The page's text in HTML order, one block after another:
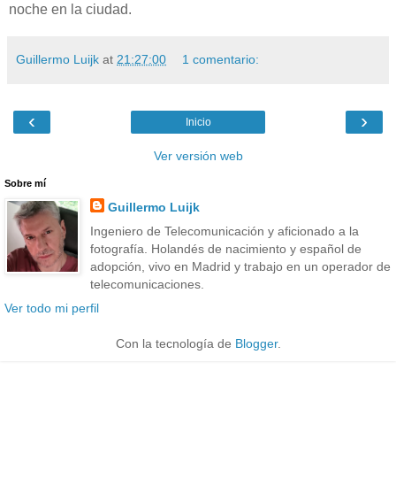
noche en la ciudad.
Guillermo Luijk at 21:27:00 1 comentario:
‹ ›
Inicio
Ver versión web
Sobre mí
Guillermo Luijk
Ingeniero de Telecomunicación y aficionado a la
fotografía. Holandés de nacimiento y español de
adopción, vivo en Madrid y trabajo en un operador de
telecomunicaciones.
Ver todo mi perfil
Con la tecnología de Blogger.